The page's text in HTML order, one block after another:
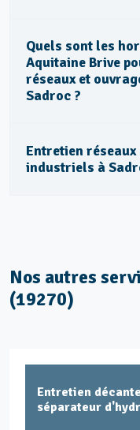
Quels sont les
Aquitaine Brive
réseaux et
Sadroc ?
Entretien
industriels à
Nos autres
(19270)
Entretien
séparateur